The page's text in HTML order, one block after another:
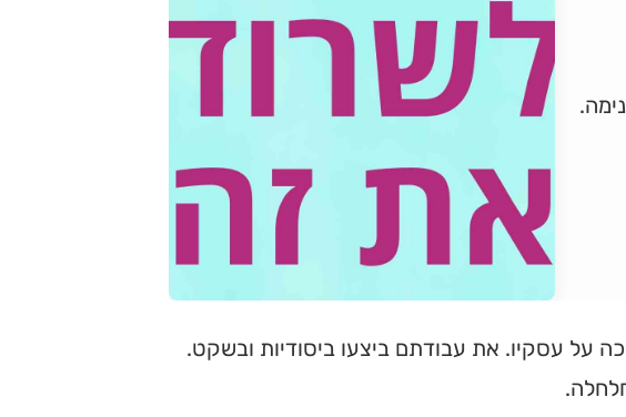
על עסקיו. את עבודתם ביצעו ביסודיות ובשקט.